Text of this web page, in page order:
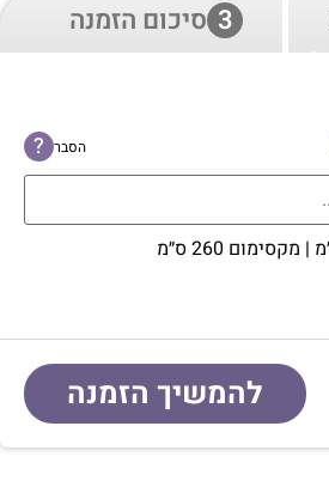
3 סיכום הזמנה
הסבר ?
להמשיך הזמנה